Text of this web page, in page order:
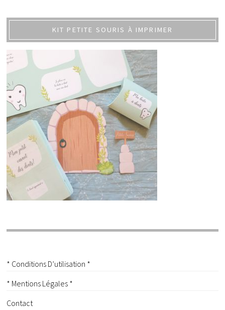
KIT PETITE SOURIS À IMPRIMER
* Conditions D’utilisation *
* Mentions Légales *
Contact